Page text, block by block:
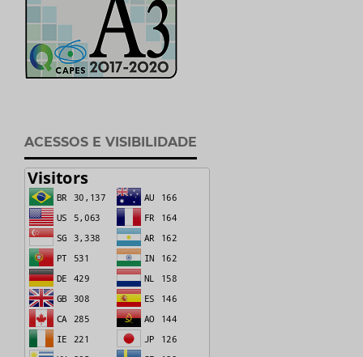
ACESSOS E VISIBILIDADE